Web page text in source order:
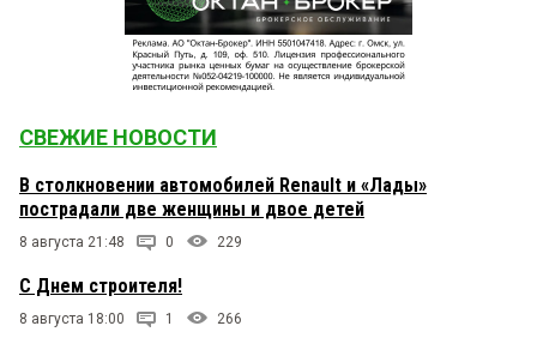
СВЕЖИЕ НОВОСТИ
В столкновении автомобилей Renault и «Лады»
пострадали две женщины и двое детей
8 августа 21:48 0 229
С Днем строителя!
8 августа 18:00 1 266